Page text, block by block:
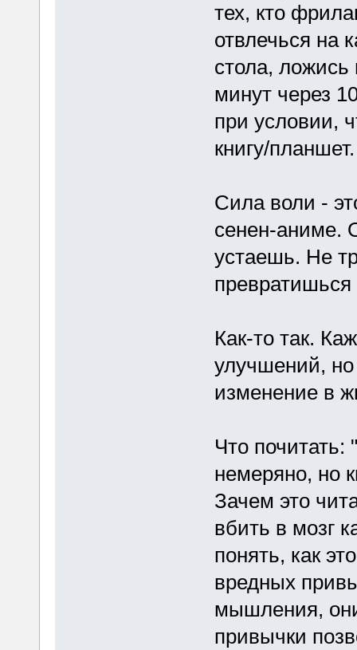
тех, кто
отвлечься на
стола, ложись
минут через
при условии,
книгу/планшет.
Сила воли -
сенен-аниме.
устаешь. Не
превратишься
Как-то так.
улучшений,
изменение в
Что
немеряно, но
Зачем это
вбить в мозг
понять, как
вредных
мышления,
привычки